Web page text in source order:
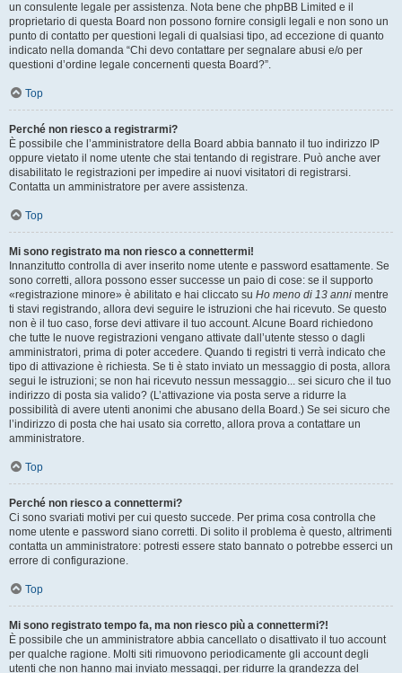
un consulente legale per assistenza. Nota bene che phpBB Limited e il
proprietario di questa Board non possono fornire consigli legali e non sono un
punto di contatto per questioni legali di qualsiasi tipo, ad eccezione di quanto
indicato nella domanda “Chi devo contattare per segnalare abusi e/o per
questioni d’ordine legale concernenti questa Board?”.
Top
Perché non riesco a registrarmi?
È possibile che l’amministratore della Board abbia bannato il tuo indirizzo IP
oppure vietato il nome utente che stai tentando di registrare. Può anche aver
disabilitato le registrazioni per impedire ai nuovi visitatori di registrarsi.
Contatta un amministratore per avere assistenza.
Top
Mi sono registrato ma non riesco a connettermi!
Innanzitutto controlla di aver inserito nome utente e password esattamente. Se
sono corretti, allora possono esser successe un paio di cose: se il supporto
«registrazione minore» è abilitato e hai cliccato su Ho meno di 13 anni mentre
ti stavi registrando, allora devi seguire le istruzioni che hai ricevuto. Se questo
non è il tuo caso, forse devi attivare il tuo account. Alcune Board richiedono
che tutte le nuove registrazioni vengano attivate dall’utente stesso o dagli
amministratori, prima di poter accedere. Quando ti registri ti verrà indicato che
tipo di attivazione è richiesta. Se ti è stato inviato un messaggio di posta, allora
segui le istruzioni; se non hai ricevuto nessun messaggio... sei sicuro che il tuo
indirizzo di posta sia valido? (L’attivazione via posta serve a ridurre la
possibilità di avere utenti anonimi che abusano della Board.) Se sei sicuro che
l’indirizzo di posta che hai usato sia corretto, allora prova a contattare un
amministratore.
Top
Perché non riesco a connettermi?
Ci sono svariati motivi per cui questo succede. Per prima cosa controlla che
nome utente e password siano corretti. Di solito il problema è questo, altrimenti
contatta un amministratore: potresti essere stato bannato o potrebbe esserci un
errore di configurazione.
Top
Mi sono registrato tempo fa, ma non riesco più a connettermi?!
È possibile che un amministratore abbia cancellato o disattivato il tuo account
per qualche ragione. Molti siti rimuovono periodicamente gli account degli
utenti che non hanno mai inviato messaggi, per ridurre la grandezza del